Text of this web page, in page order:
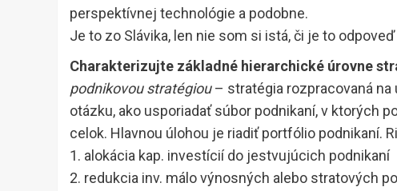
perspektívnej technológie a podobne.
Je to zo Slávika, len nie som si istá, či je to
Charakterizujte základné hierarchické úrovne
podnikovou stratégiou– stratégia rozpracovaná na
otázku, ako usporiadať súbor podnikaní, v ktorých
celok. Hlavnou úlohou je riadiť portfólio podnikaní.
1. alokácia kap. investícií do jestvujúcich podnikaní
2. redukcia inv. málo výnosných alebo stratových